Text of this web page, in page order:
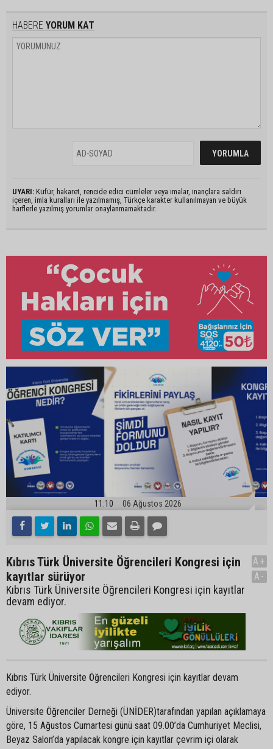
HABERE YORUM KAT
UYARI: Küfür, hakaret, rencide edici cümleler veya imalar, inançlara saldırı
içeren, imla kuralları ile yazılmamış, Türkçe karakter kullanılmayan ve büyük
harflerle yazılmış yorumlar onaylanmamaktadır.
11:10 06 Ağustos 2026
Kıbrıs Türk Üniversite Öğrencileri Kongresi için
kayıtlar sürüyor
Kıbrıs Türk Üniversite Öğrencileri Kongresi için kayıtlar
devam ediyor.
A+
A-
Kıbrıs Türk Üniversite Öğrencileri Kongresi için kayıtlar devam
ediyor.
Üniversite Öğrenciler Derneği (ÜNİDER)tarafından yapılan açıklamaya
göre, 15 Ağustos Cumartesi günü saat 09.00’da Cumhuriyet Meclisi,
Beyaz Salon’da yapılacak kongre için kayıtlar çevrim içi olarak